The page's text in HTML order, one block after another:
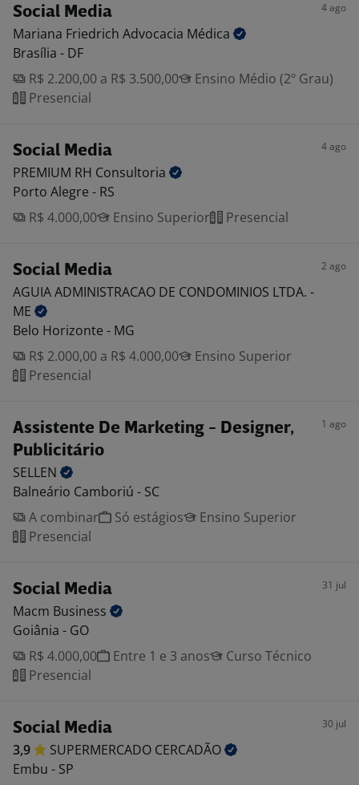
Social Media 4 ago
Mariana Friedrich Advocacia Médica
Brasília - DF
R$ 2.200,00 a R$ 3.500,00
Ensino Médio (2º Grau)
Presencial
Social Media 4 ago
PREMIUM RH Consultoria
Porto Alegre - RS
R$ 4.000,00
Ensino Superior Presencial
Social Media 2 ago
AGUIA ADMINISTRACAO DE CONDOMINIOS LTDA. -
ME
Belo Horizonte - MG
R$ 2.000,00 a R$ 4.000,00
Ensino Superior
Presencial
Assistente De Marketing - Designer,
Publicitário
1 ago
SELLEN
Balneário Camboriú - SC
A combinar
Só estágios
Ensino Superior
Presencial
Social Media 31 jul
Macm Business
Goiânia - GO
R$ 4.000,00
Entre 1 e 3 anos
Curso Técnico
Presencial
Social Media 30 jul
3,9 SUPERMERCADO CERCADÃO
Embu - SP